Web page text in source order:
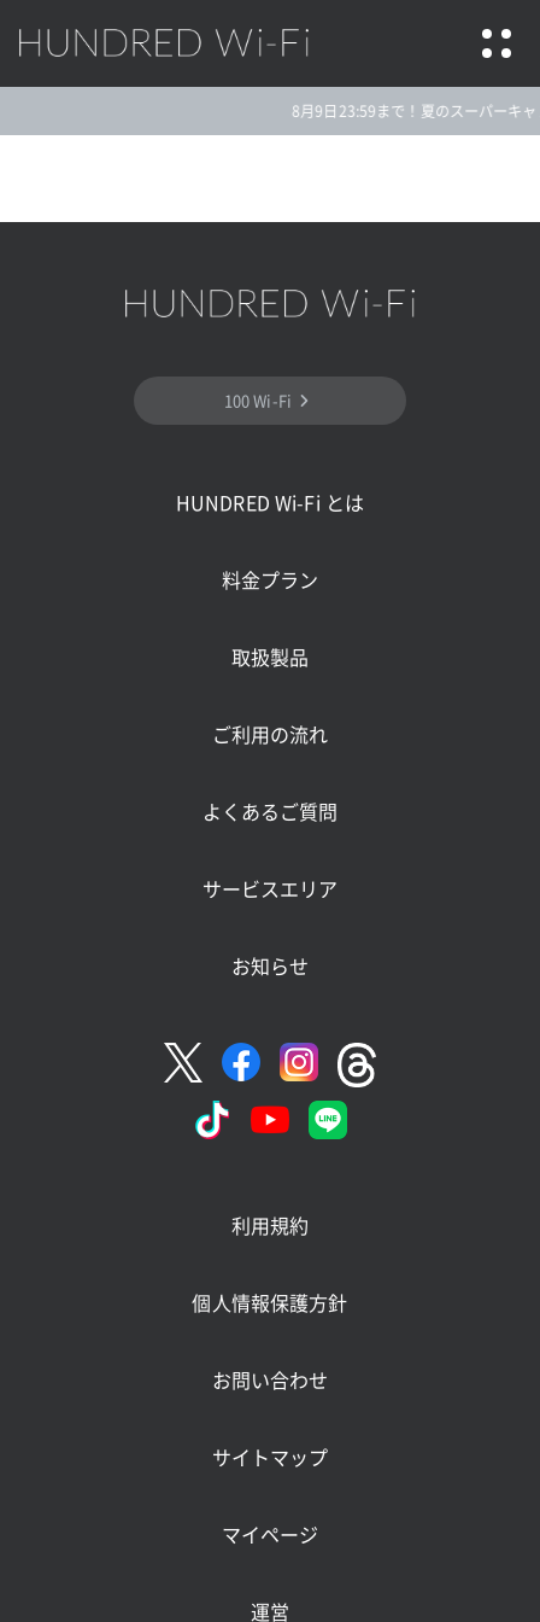
HUNDRED Wi-Fi
8月9日23:59まで！夏のスーパーキ
100 Wi-Fi
HUNDRED Wi-Fi とは
料金プラン
取扱製品
ご利用の流れ
よくあるご質問
サービスエリア
お知らせ
利用規約
個人情報保護方針
お問い合わせ
サイトマップ
マイページ
運営